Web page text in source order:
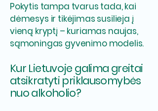
Pokytis tampa tvarus tada, kai
dėmesys ir tikėjimas susilieja į
vieną kryptį – kuriamas naujas,
sąmoningas gyvenimo modelis.
Kur Lietuvoje galima greitai
atsikratyti priklausomybės
nuo alkoholio?